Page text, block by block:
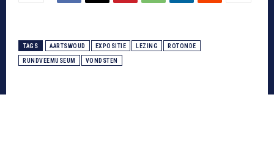
TAGS AARTSWOUD EXPOSITIE LEZING ROTONDE
RUNDVEEMUSEUM VONDSTEN